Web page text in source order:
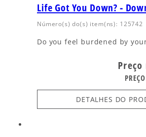
Life Got You Down? -
Número(s) do(s) item(ns): 125742
Do you feel burdened by
DETALHES DO